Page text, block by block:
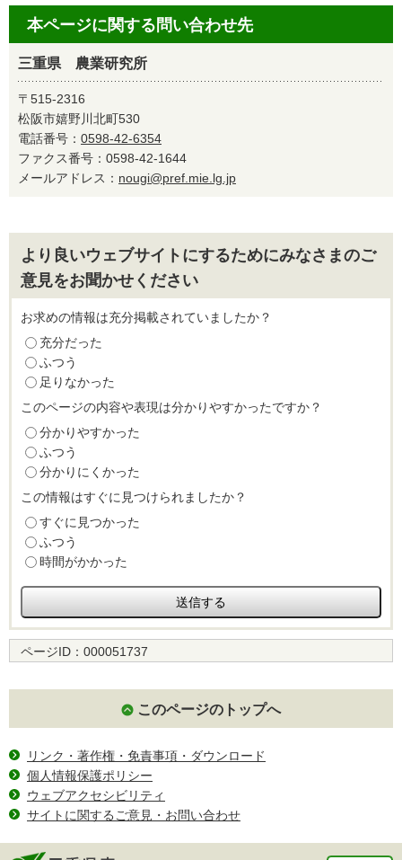
本ページに関する問い合わせ先
三重県 農業研究所
〒515-2316
松阪市嬉野川北町530
電話番号： 0598-42-6354
ファクス番号：0598-42-1644
メールアドレス： nougi@pref.mie.lg.jp
より良いウェブサイトにするためにみなさまのご
意見をお聞かせください
お求めの情報は充分掲載されていましたか？
充分だった
ふつう
足りなかった
このページの内容や表現は分かりやすかったですか？
分かりやすかった
ふつう
分かりにくかった
この情報はすぐに見つけられましたか？
すぐに見つかった
ふつう
時間がかかった
ページID： 000051737
このページのトップへ
リンク・著作権・免責事項・ダウンロード
個人情報保護ポリシー
ウェブアクセシビリティ
サイトに関するご意見・お問い合わせ